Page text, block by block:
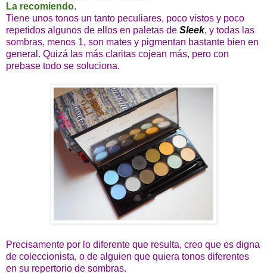
La recomiendo.
Tiene unos tonos un tanto peculiares, poco vistos y poco
repetidos algunos de ellos en paletas de Sleek, y todas las
sombras, menos 1, son mates y pigmentan bastante bien en
general. Quizá las más claritas cojean más, pero con
prebase todo se soluciona.
Precisamente por lo diferente que resulta, creo que es digna
de coleccionista, o de alguien que quiera tonos diferentes
en su repertorio de sombras.